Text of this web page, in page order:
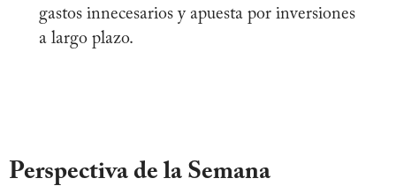
gastos innecesarios y apuesta por inversiones
a largo plazo.
Perspectiva de la Semana